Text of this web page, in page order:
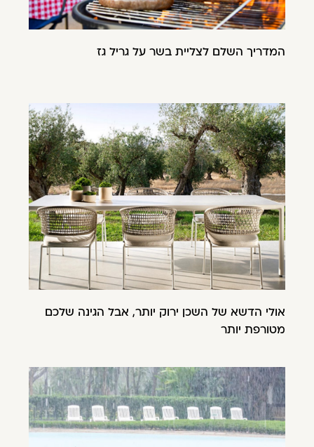
המדריך השלם לצליית בשר על גריל גז
אולי הדשא של השכן ירוק יותר, אבל הגינה שלכם
מטורפת יותר